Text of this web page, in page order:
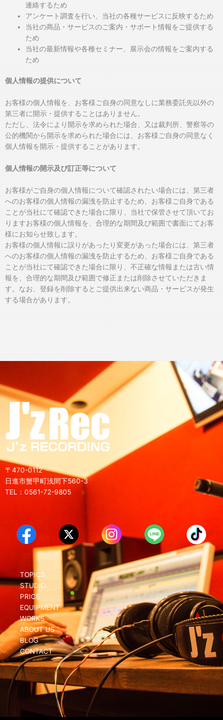
連絡するため
アンケート調査を行い、当社の各種サービスに反映するため
当社の商品・サービスのご案内・サポート情報をご提供する
ため
当社の最新情報や各種セミナー、展示会の情報をご案内する
ため
個人情報の提供について
お客様の個人情報を、お客様ご自身の同意なしに業務委託先以外の
第三者に開示・提供することはありません。
ただし、法令により開示を求められた場合、又は裁判所、警察等の
公的機関から開示を求められた場合には、お客様ご自身の同意なく
個人情報を開示・提供することがあります。
個人情報の開示及び訂正等について
お客様がご自身の個人情報について確認されたい場合には、第三者
へのお客様の個人情報の漏洩を防止するため、お客様ご自身である
ことが当社にて確認できた場合に限り、当社で保管させて頂いてお
りますお客様の個人情報を、合理的な期間及び範囲で書面にてお客
様にお知らせ致します。
お客様の個人情報に誤りがあったり変更があった場合には、第三者
へのお客様の個人情報の漏洩を防止するため、お客様ご自身である
ことが当社にて確認できた場合に限り、不正確な情報または古い情
報を、合理的な期間及び範囲で修正または削除させていただきま
す。なお、登録を削除するとご提供出来ない商品・サービスが発生
する場合があります。
〒470-0112
日進市蟹甲町浅間下560-3
TEL：0561-72-9805
TOPICS
STUDIO
PRICE
EQUIPMENT
WORKS
ABOUT US
BLOG
CONTACT